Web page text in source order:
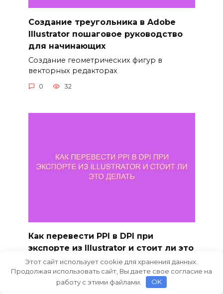
Создание треугольника в Adobe
Illustrator пошаговое руководство
для начинающих
Создание геометрических фигур в
векторных редакторах
0 32
Как перевести PPI в DPI при
экспорте из Illustrator и стоит ли это
делать
В процессе работы с изображениями
часто возникает необходимость
Этот сайт использует cookie для хранения данных.
Продолжая использовать сайт, Вы даете свое согласие на
работу с этими файлами.
OK